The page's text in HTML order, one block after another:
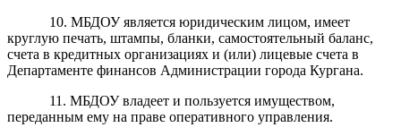
10. МБДОУ является юридическим лицом, имеет
круглую печать, штампы, бланки, самостоятельный баланс,
счета в кредитных организациях и (или) лицевые счета в
Департаменте финансов Администрации города Кургана.
11. МБДОУ владеет и пользуется имуществом,
переданным ему на праве оперативного управления.